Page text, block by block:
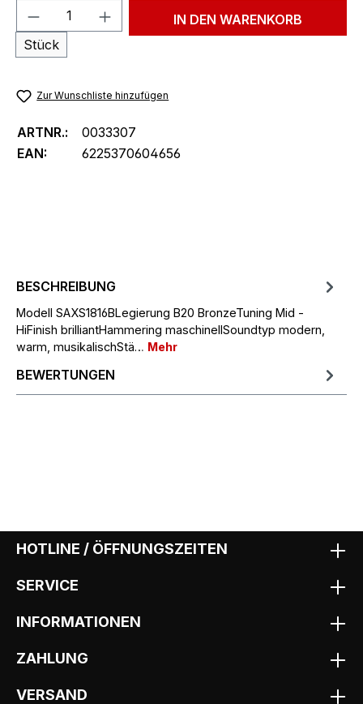
Produkt Anzahl: Gib den
Stück
IN DEN WARENKORB
Zur Wunschliste hinzufügen
ARTNR.:
0033307
EAN:
6225370604656
BESCHREIBUNG
Modell SAXS1816BLegierung B20 BronzeTuning Mid -
HiFinish brilliantHammering maschinellSoundtyp modern,
warm, musikalischStä… Mehr
BEWERTUNGEN
HOTLINE / ÖFFNUNGSZEITEN
SERVICE
INFORMATIONEN
ZAHLUNG
VERSAND